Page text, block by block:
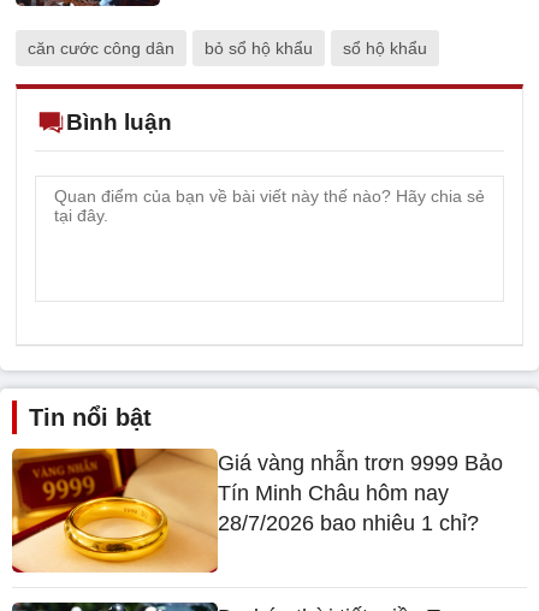
căn cước công dân bỏ sổ hộ khẩu sổ hộ khẩu
Bình luận
Tin nổi bật
Giá vàng nhẫn trơn 9999 Bảo
Tín Minh Châu hôm nay
28/7/2026 bao nhiêu 1 chỉ?